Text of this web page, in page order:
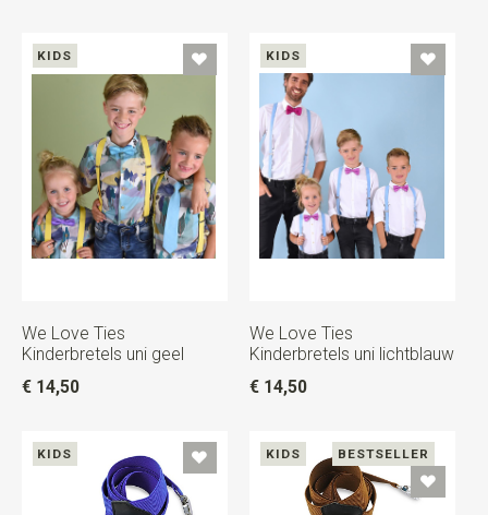
KIDS
We Love Ties
Kinderbretels uni geel
€ 14,50
KIDS
We Love Ties
Kinderbretels uni lichtblauw
€ 14,50
KIDS KIDS BESTSELLER